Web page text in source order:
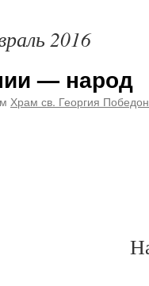
2016
— народ
Храм св. Георгия